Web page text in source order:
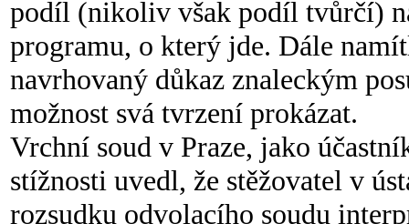
podíl (nikoliv však podíl tvůrčí)
programu, o který jde. Dále
navrhovaný důkaz znaleckým
možnost svá tvrzení prokázat.
Vrchní soud v Praze, jako
stížnosti uvedl, že stěžovatel v
rozsudku odvolacího soudu